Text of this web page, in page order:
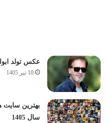
عکس تولد
10 تیر 1405
بهترین سایت
سال 1405